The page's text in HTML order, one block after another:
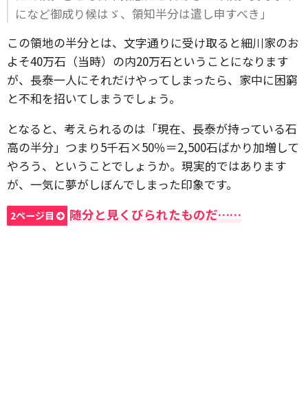
になど御成り候はゞ、領知半分は遣し申すべき」
この領地の半分とは、文字通りに受け取ると細川家のお
よそ40万石（当時）の内20万石ということになります
が、長泰一人にそれだけやってしまったら、家中に困窮
と不和を招いてしまうでしょう。
となると、考えられるのは「現在、長泰が持っている石
高の半分」つまり5千石×50％＝2,500石ばかり加増して
やろう、ということでしょうか。現実的ではあります
が、一気に夢がしぼんでしまった印象です。
2ページ目 随分と見くびられたものだ……